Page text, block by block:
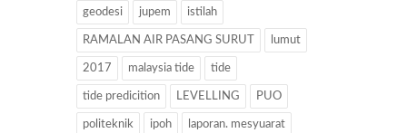
geodesi jupem istilah
RAMALAN AIR PASANG SURUT lumut
2017 malaysia tide tide
tide predicition LEVELLING PUO
politeknik ipoh laporan. mesyuarat